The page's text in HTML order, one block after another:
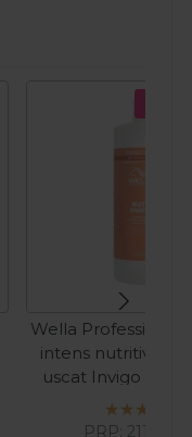
Wella
intens nutritiv
uscat Invigo Nutri
1000ml
PRP: 211,50